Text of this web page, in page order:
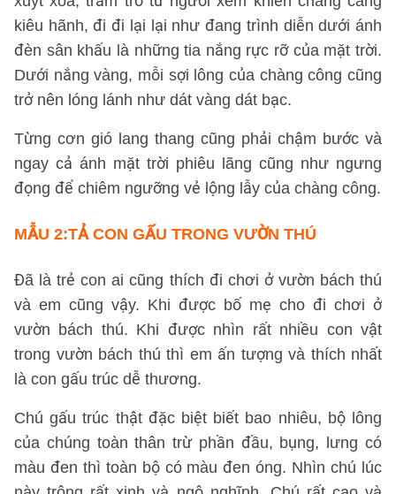
kiêu hãnh, đi đi lại lại như đang trình diễn dưới ánh
đèn sân khấu là những tia nắng rực rỡ của mặt trời.
Dưới nắng vàng, mỗi sợi lông của chàng công cũng
trở nên lóng lánh như dát vàng dát bạc.
Từng cơn gió lang thang cũng phải chậm bước và
ngay cả ánh mặt trời phiêu lãng cũng như ngưng
đọng để chiêm ngưỡng vẻ lộng lẫy của chàng công.
MẪU 2:TẢ CON GẤU TRONG VƯỜN THÚ
Đã là trẻ con ai cũng thích đi chơi ở vườn bách thú
và em cũng vậy. Khi được bố mẹ cho đi chơi ở
vườn bách thú. Khi được nhìn rất nhiều con vật
trong vườn bách thú thì em ấn tượng và thích nhất
là con gấu trúc dễ thương.
Chú gấu trúc thật đặc biệt biết bao nhiêu, bộ lông
của chúng toàn thân trừ phần đầu, bụng, lưng có
màu đen thì toàn bộ có màu đen óng. Nhìn chú lúc